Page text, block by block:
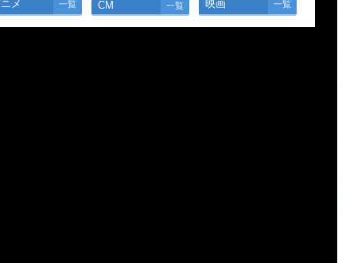
メ 一覧 CM 一覧 映画 一覧